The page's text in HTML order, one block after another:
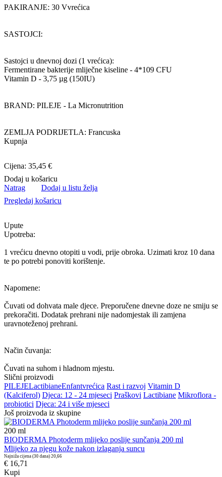
PAKIRANJE: 30 Vvrećica
SASTOJCI:
Sastojci u dnevnoj dozi (1 vrećica):
Fermentirane bakterije mliječne kiseline - 4*109 CFU
Vitamin D - 3,75 µg (150IU)
BRAND: PILEJE - La Micronutrition
ZEMLJA PODRIJETLA: Francuska
Kupnja
Cijena: 35,45 €
Dodaj u košaricu
Natrag
Dodaj u listu želja
Pregledaj košaricu
Upute
Upotreba:
1 vrećicu dnevno otopiti u vodi, prije obroka. Uzimati kroz 10 dana
te po potrebi ponoviti korištenje.
Napomene:
Čuvati od dohvata male djece. Preporučene dnevne doze ne smiju se
prekoračiti. Dodatak prehrani nije nadomjestak ili zamjena
uravnoteženoj prehrani.
Način čuvanja:
Čuvati na suhom i hladnom mjestu.
Slični proizvodi
PILEJELactibianeEnfantvrećica Rast i razvoj Vitamin D
(Kalciferol) Djeca: 12 - 24 mjeseci Praškovi Lactibiane Mikroflora -
probiotici Djeca: 24 i više mjeseci
Još proizvoda iz skupine
200 ml
BIODERMA Photoderm mlijeko poslije sunčanja 200 ml
Mlijeko za njegu kože nakon izlaganja suncu
Najniža cijena (30 dana) 20,66
€ 16,71
Kupi